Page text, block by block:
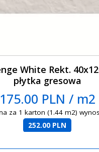
White Rekt.
płytka gresowa
175.00 PLN / m2
za 1 karton (1.44 m2)
252.00 PLN